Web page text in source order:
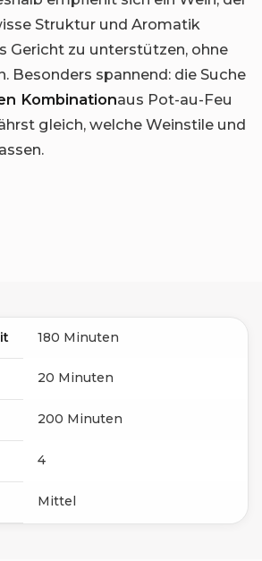
Struktur und Aromatik
Gericht zu unterstützen, ohne
Besonders spannend: die Suche
Kombinationaus Pot-au-Feu
gleich, welche Weinstile und
180 Minuten
20 Minuten
200 Minuten
4
Mittel